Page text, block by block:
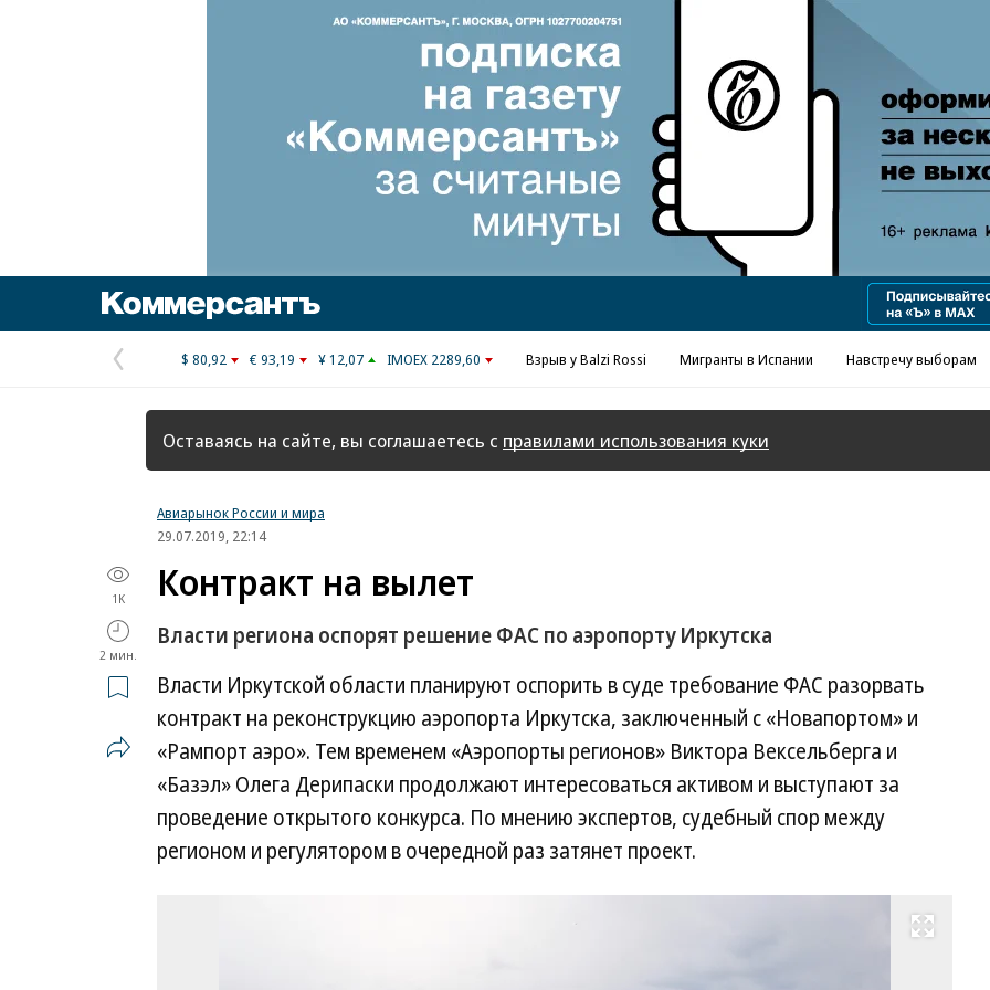
Реклама в «Ъ» www.kommersant.ru/ad
Предыдущая
страница
$ 80,92 € 93,19 ¥ 12,07 IMOEX 2289,60 Взрыв у Balzi Rossi Мигранты в Испании Навстречу выборам
Оставаясь на сайте, вы соглашаетесь с правилами использования куки
Авиарынок России и мира
29.07.2019, 22:14
1K
2 мин.
Контракт на вылет
Власти региона оспорят решение ФАС по аэропорту Иркутска
Власти Иркутской области планируют оспорить в суде требование ФАС разорвать
контракт на реконструкцию аэропорта Иркутска, заключенный с «Новапортом» и
«Рампорт аэро». Тем временем «Аэропорты регионов» Виктора Вексельберга и
«Базэл» Олега Дерипаски продолжают интересоваться активом и выступают за
проведение открытого конкурса. По мнению экспертов, судебный спор между
регионом и регулятором в очередной раз затянет проект.
Развернуть на весь экран